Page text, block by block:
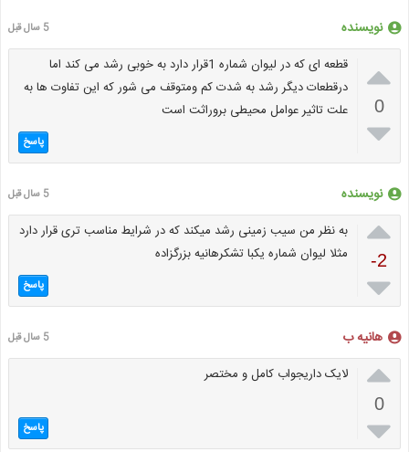
نویسنده 5 سال قبل

0

قطعه ای که در لیوان شماره 1قرار دارد به خوبی رشد می کند اما
درقطعات دیگر رشد به شدت کم ومتوقف می شور که این تفاوت ها به
علت تاثیر عوامل محیطی بروراثت است
پاسخ
نویسنده 5 سال قبل

-2

به نظر من سیب زمینی رشد میکند که در شرایط مناسب تری قرار دارد
مثلا لیوان شماره یکبا تشکرهانیه بزرگزاده
پاسخ
هانیه ب 5 سال قبل

0

لایک داریجواب کامل و مختصر
پاسخ